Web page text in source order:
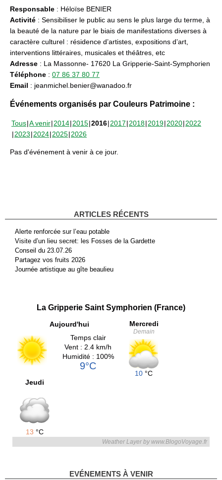
Responsable : Héloïse BENIER
Activité : Sensibiliser le public au sens le plus large du terme, à
la beauté de la nature par le biais de manifestations diverses à
caractère culturel : résidence d’artistes, expositions d’art,
interventions littéraires, musicales et théâtres, etc
Adresse : La Massonne- 17620 La Gripperie-Saint-Symphorien
Téléphone : 07 86 37 80 77
Email : jeanmichel.benier@wanadoo.fr
Événements organisés par Couleurs Patrimoine :
Tous A venir 2014 2015 2016 2017 2018 2019 2020 2022
2023 2024 2025 2026
Pas d'événement à venir à ce jour.
ARTICLES RÉCENTS
Alerte renforcée sur l’eau potable
Visite d’un lieu secret: les Fosses de la Gardette
Conseil du 23.07.26
Partagez vos fruits 2026
Journée artistique au gîte beaulieu
La Gripperie Saint Symphorien (France)
Aujourd'hui
Temps clair
Vent : 2.4 km/h
Humidité : 100%
9°C
Mercredi
Demain
10 °C
Jeudi
13 °C
Weather Layer by www.BlogoVoyage.fr
EVÉNEMENTS À VENIR